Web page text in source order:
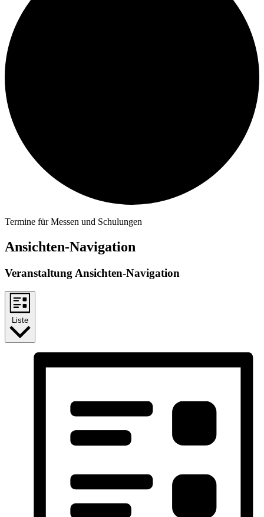
Termine für Messen und Schulungen
Ansichten-Navigation
Veranstaltung Ansichten-Navigation
Liste